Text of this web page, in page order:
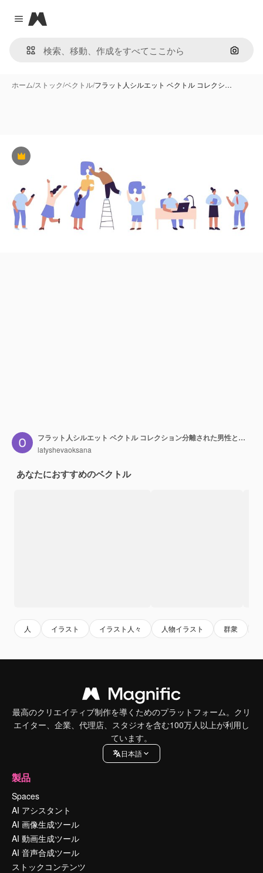
Close menu
Magnific
画像で
ホーム/ストック/ベクトル/フラット人シルエット ベクトル コレクシ…
Premium
フラット人シルエット ベクトル コレクション分離された男性と女性のフラット文字
latyshevaoksana
あなたにおすすめのベクトル
人 イラスト イラスト人々 人物イラスト 群衆
最高のクリエイティブ制作を導くためのプラットフォーム。クリ
エイター、企業、代理店、スタジオを含む100万人以上が利用し
ています。
日本語
製品
Spaces
AI アシスタント
AI 画像生成ツール
AI 動画生成ツール
AI 音声合成ツール
ストックコンテンツ